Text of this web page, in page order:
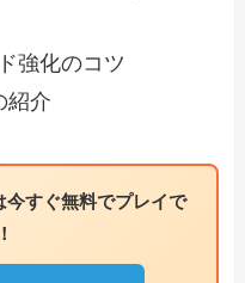
強化のコツ
紹介
今すぐ無料でプレイで